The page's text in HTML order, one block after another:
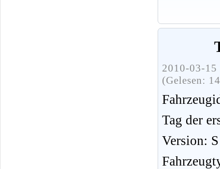
2010-03-
(Gelesen:
Tag der
Version: